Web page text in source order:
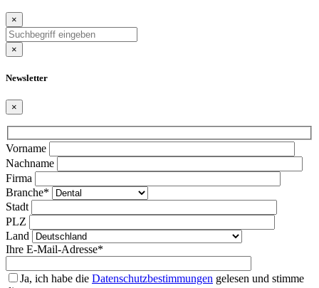
×
×
Newsletter
×
Bitte
lasse
dieses
Feld
leer.
Vorname
Nachname
Firma
Branche*
Stadt
PLZ
Land
Ihre E-Mail-Adresse*
Ja, ich habe die Datenschutzbestimmungen gelesen und stimme